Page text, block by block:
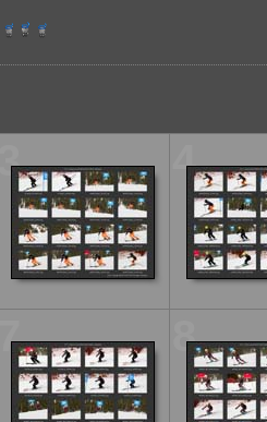
3 4
7 8